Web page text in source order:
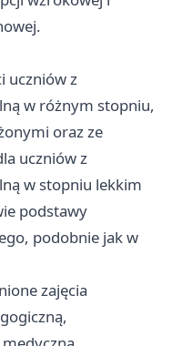
uczniów z
w różnym stopniu,
oraz ze
uczniów z
w stopniu lekkim
podstawy
podobnie jak w
zajęcia